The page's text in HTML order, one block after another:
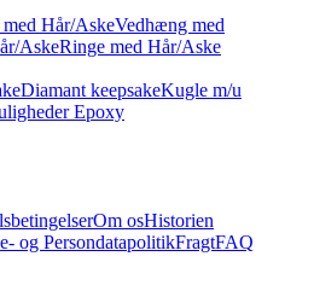
Hår/AskeVedhæng med
AskeRinge med Hår/Aske
Diamant keepsakeKugle m/u
Epoxy
Om osHistorien
og PersondatapolitikFragtFAQ